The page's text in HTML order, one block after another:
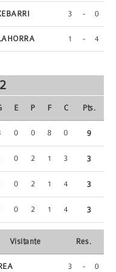
3 - 0
1 - 4
E P F C Pts.
0 0 8 0 9
0 2 1 3 3
0 2 1 4 3
0 2 1 4 3
Visitante Res.
3 - 0